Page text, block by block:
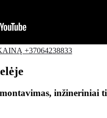
+37064238833
inžineriniai